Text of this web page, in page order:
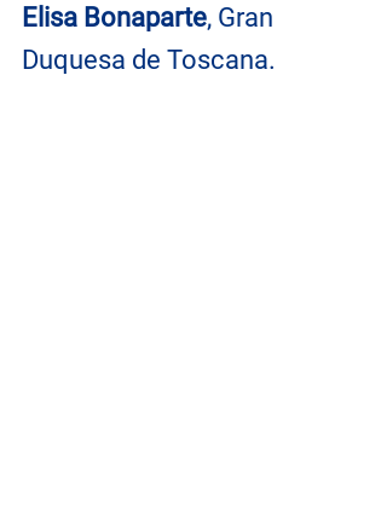
Elisa Bonaparte, Gran
Duquesa de Toscana.